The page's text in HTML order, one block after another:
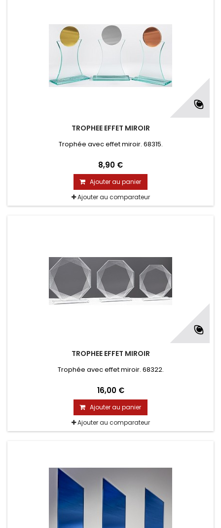
TROPHEE EFFET MIROIR
Trophée avec effet miroir. 68315.
8,90 €
Ajouter au panier
Ajouter au comparateur
TROPHEE EFFET MIROIR
Trophée avec effet miroir. 68322.
16,00 €
Ajouter au panier
Ajouter au comparateur